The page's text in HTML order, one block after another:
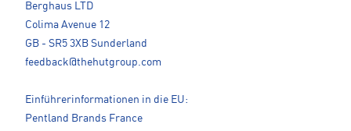
Berghaus LTD
Colima Avenue 12
GB - SR5 3XB Sunderland
feedback@thehutgroup.com
Einführerinformationen in die EU:
Pentland Brands France